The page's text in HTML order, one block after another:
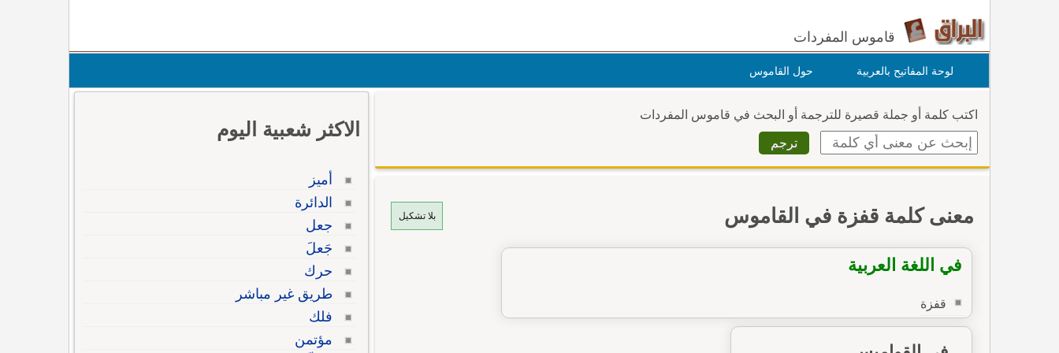
قاموس المفردات
لوحة المفاتيح بالعربية حول القاموس
اكتب كلمة أو جملة قصيرة للترجمة أو البحث في قاموس المفردات
بلا تشكيل معنى كلمة قفزة في القاموس
في اللغة العربية
قفزة
الاكثر شعبية اليوم
أميز
الدائرة
جعل
جَعلَ
حرك
طريق غير مباشر
فلك
مؤتمن